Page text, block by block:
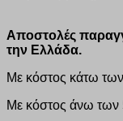
Αποστολές
την Ελλάδα.
Με κόστος κάτω
Με κόστος άνω των